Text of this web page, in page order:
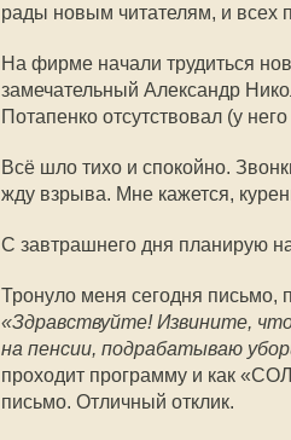
рады новым читателям, и всех
На фирме начали трудиться
замечательный Александр
Потапенко отсутствовал (у
Всё шло тихо и спокойно.
жду взрыва. Мне кажется,
С завтрашнего дня планирую
Тронуло меня сегодня
«Здравствуйте! Извините,
на пенсии, подрабатываю
проходит программу и как
письмо. Отличный отклик.